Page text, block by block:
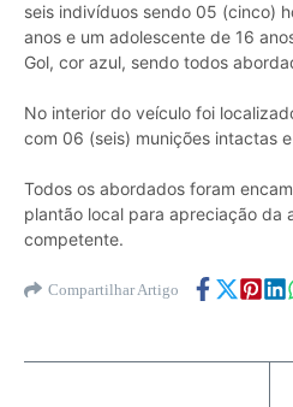
seis indivíduos sendo 05 (cinco)
anos e um adolescente de 16
Gol, cor azul, sendo todos
No interior do veículo foi
com 06 (seis) munições intactas
Todos os abordados foram
plantão local para apreciação da
competente.
Compartilhar Artigo